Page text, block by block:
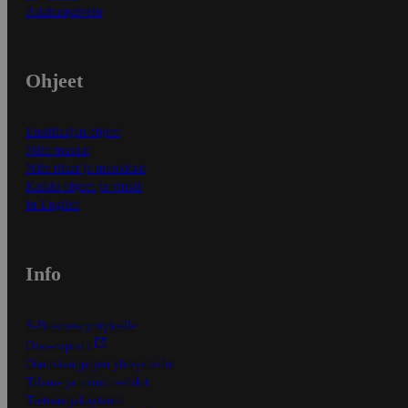
Asiakaspalvelu
Ohjeet
Ensitilaajan ohjeet
Näin maksat
Näin tilaat ja muokkaat
Kaikki ohjeet ja vinkit
In English
Info
S-Business yrityksille
Oiva-raportit
Osuuskauppojen yhteystiedot
Tilaus- ja toimitusehdot
Tietosuojakäytäntö